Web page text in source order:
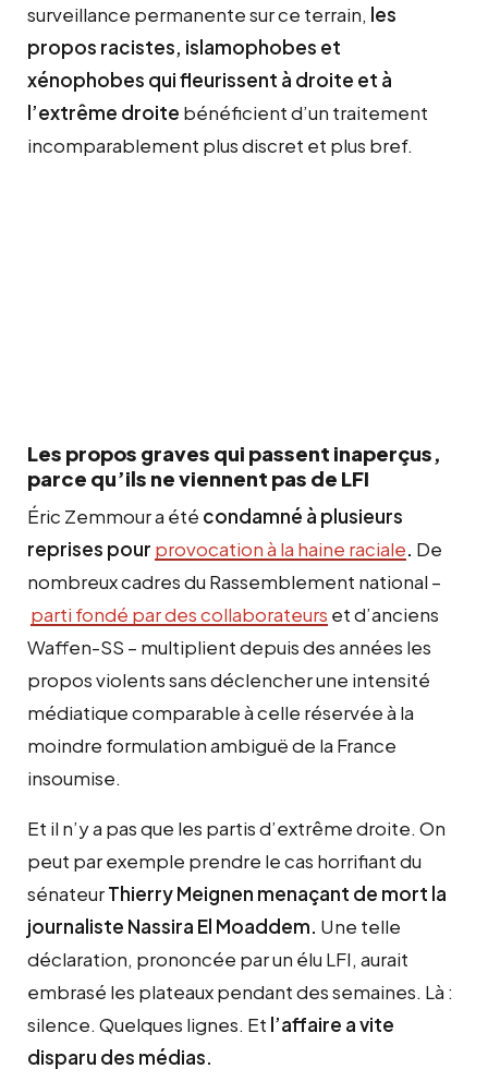
surveillance permanente sur ce terrain, les
propos racistes, islamophobes et
xénophobes qui fleurissent à droite et à
l’extrême droite bénéficient d’un traitement
incomparablement plus discret et plus bref.
Les propos graves qui passent inaperçus,
parce qu’ils ne viennent pas de LFI
Éric Zemmour a été condamné à plusieurs
reprises pour provocation à la haine raciale. De
nombreux cadres du Rassemblement national –
parti fondé par des collaborateurs et d’anciens
Waffen-SS – multiplient depuis des années les
propos violents sans déclencher une intensité
médiatique comparable à celle réservée à la
moindre formulation ambiguë de la France
insoumise.
Et il n’y a pas que les partis d’extrême droite. On
peut par exemple prendre le cas horrifiant du
sénateurThierry Meignen menaçant de mort la
journaliste Nassira El Moaddem. Une telle
déclaration, prononcée par un élu LFI, aurait
embrasé les plateaux pendant des semaines. Là :
silence. Quelques lignes. Et l’affaire a vite
disparu des médias.